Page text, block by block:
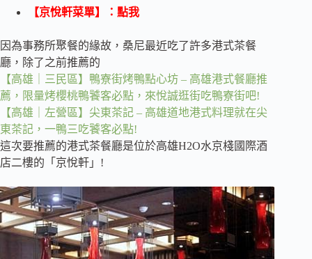
【京悅軒菜單】： 點我
因為事務所聚餐的緣故，桑尼最近吃了許多港式茶餐
廳，除了之前推薦的
【高雄｜三民區】鴨寮街烤鴨點心坊 – 高雄港式餐廳推
薦，限量烤櫻桃鴨饕客必點，來悅誠逛街吃鴨寮街吧!
【高雄｜左營區】尖東茶記 – 高雄道地港式料理就在尖
東茶記，一鴨三吃饕客必點!
這次要推薦的港式茶餐廳是位於高雄H2O水京棧國際酒
店二樓的「京悅軒」!